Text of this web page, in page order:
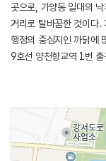
곳으로, 가양동 일대의
거리로 탈바꿈한 것이다.
행정의 중심지인 까닭에
9호선 양천향교역 1번
설치된 강서역사문화거
찾을 수 있다. 겸재정선
이어지는 강서역사문화
저물면 역사문화 거리
받은 조형물이 줄을 잇